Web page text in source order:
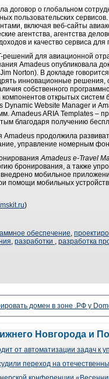
о глобальном
пользовательских
включая веб-сайты
агентства, агентства
и качество сервиса для
для авиационной
Amadeus опубликовала
Norton). В докладе
инновационные
собственного
открытых
Dynamic Website Manager и
Amadeus ARIA Templates –
благодаря получению
продолжила
управление номерным
Amadeus e-Travel
бронирования, а также
мобильное
помощи мобильных
)
обеспечение,
, разработки , разработка
домен в зоне .РФ у
Новгорода и
от автоматизации задач к
переход на